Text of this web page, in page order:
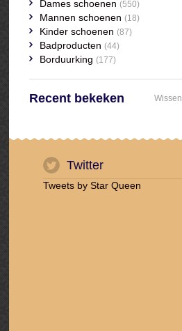
Dames schoenen (550)
Mannen schoenen (18)
Kinder schoenen (87)
Badproducten (44)
Borduurking (177)
Recent bekeken Wissen
Twitter
Tweets by Star Queen